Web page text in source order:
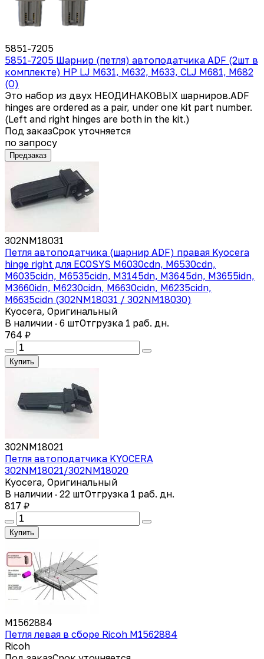
5851-7205
5851-7205 Шарнир (петля) автоподатчика ADF (2шт в
комплекте) HP LJ M631, M632, M633, CLJ M681, M682
(O)
Это набор из двух НЕОДИНАКОВЫХ шарниров.ADF
hinges are ordered as a pair, under one kit part number.
(Left and right hinges are both in the kit.)
Под заказСрок уточняется
по запросу
Предзаказ
302NM18031
Петля автоподатчика (шарнир ADF) правая Kyocera
hinge right для ECOSYS M6030cdn, M6530cdn,
M6035cidn, M6535cidn, M3145dn, M3645dn, M3655idn,
M3660idn, M6230cidn, M6630cidn, M6235cidn,
M6635cidn (302NM18031 / 302NM18030)
Kyocera, Оригинальный
В наличии · 6 штОтгрузка 1 раб. дн.
764 ₽
Купить
302NM18021
Петля автоподатчика KYOCERA
302NM18021/302NM18020
Kyocera, Оригинальный
В наличии · 22 штОтгрузка 1 раб. дн.
817 ₽
Купить
M1562884
Петля левая в сборе Ricoh M1562884
Ricoh